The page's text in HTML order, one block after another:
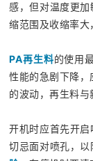
感，但对温度更
缩范围及收缩率大
PA再生料的使用
性能的急剧下降
的波动，再生料与
开机时应首先开启
切忌面对喷孔，以